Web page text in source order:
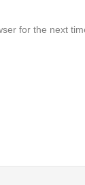
for the next